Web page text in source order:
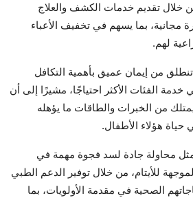
خلال تقديم خدمات الكشف والعلاج
مجانية، بما يسهم في تخفيف الأعباء
لهم.
من إيمان عميق بأهمية التكافل
خدمة الفئات الأكثر احتياجًا، مشيرًا إلى أن
من الخبرات والطاقات ما يؤهله
حياة هؤلاء الأطفال.
محاولة جادة لسد فجوة مهمة في
للأيتام، من خلال توفير الدعم الطبي
الصحية في مقدمة الأولويات، بما